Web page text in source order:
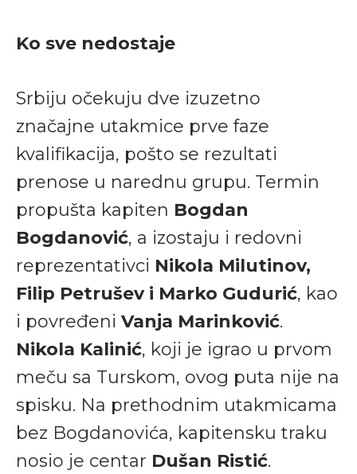
Ko sve nedostaje
Srbiju očekuju dve izuzetno
značajne utakmice prve faze
kvalifikacija, pošto se rezultati
prenose u narednu grupu. Termin
propušta kapiten Bogdan
Bogdanović, a izostaju i redovni
reprezentativci Nikola Milutinov,
Filip Petrušev i Marko Gudurić, kao
i povređeni Vanja Marinković.
Nikola Kalinić, koji je igrao u prvom
meču sa Turskom, ovog puta nije na
spisku. Na prethodnim utakmicama
bez Bogdanovića, kapitensku traku
nosio je centar Dušan Ristić.